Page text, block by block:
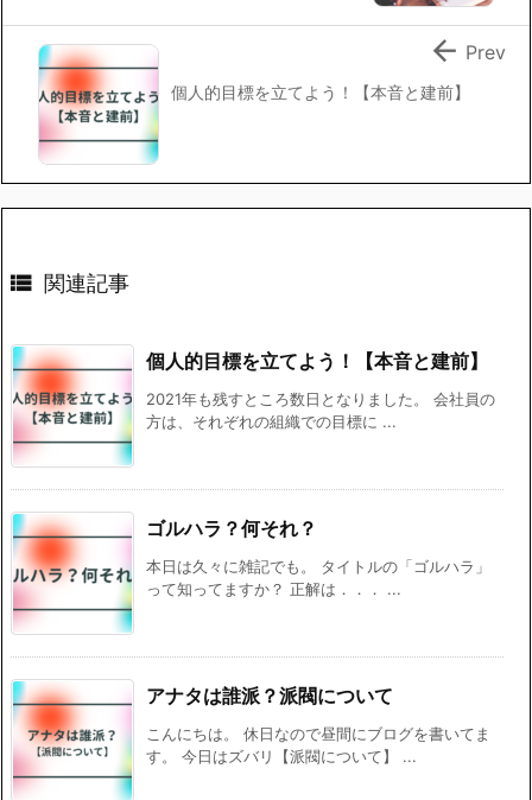
個人的目標を立てよう！【本音と建前】
 Prev
 関連記事
個人的目標を立てよう！【本音と建前】
2021年も残すところ数日となりました。 会社員の
方は、それぞれの組織での目標に ...
ゴルハラ？何それ？
本日は久々に雑記でも。 タイトルの「ゴルハラ」
って知ってますか？ 正解は．．． ...
アナタは誰派？派閥について
こんにちは。 休日なので昼間にブログを書いてま
す。 今日はズバリ【派閥について】 ...